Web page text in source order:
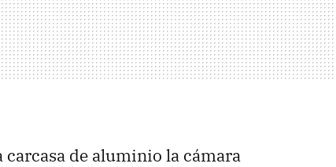
de aluminio la cámara